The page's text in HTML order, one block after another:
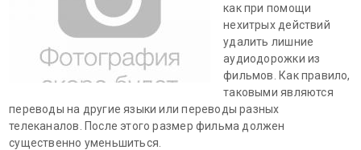
как при помощи
нехитрых действий
удалить лишние
аудиодорожки из
фильмов. Как правило,
таковыми являются
переводы на другие языки или переводы разных
телеканалов. После этого размер фильма должен
существенно уменьшиться.